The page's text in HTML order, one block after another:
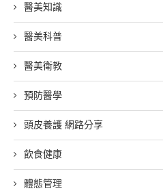
醫美知識
醫美科普
醫美衛教
預防醫學
頭皮養護 網路分享
飲食健康
體態管理